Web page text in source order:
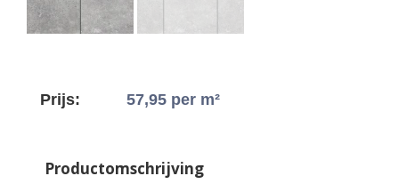
Prijs: 57,95 per m²
Productomschrijving